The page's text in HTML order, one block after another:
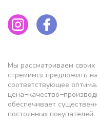
Мы рассматриваем своих
стремимся предложить
соответствующее
обеспечивает
постоянных покупателей.